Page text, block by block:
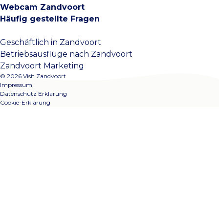
Webcam Zandvoort
Häufig gestellte Fragen
Geschäftlich in Zandvoort
Betriebsausflüge nach Zandvoort
Zandvoort Marketing
© 2026 Visit Zandvoort
Impressum
Datenschutz Erklarung
Cookie-Erklärung